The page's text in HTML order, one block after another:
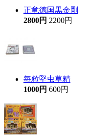
正竜徳国黒金剛
2800円 2200円
毎粒堅虫草精
1000円 600円